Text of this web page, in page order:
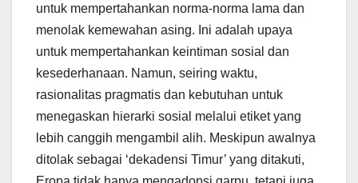
untuk mempertahankan norma-norma lama dan
menolak kemewahan asing. Ini adalah upaya
untuk mempertahankan keintiman sosial dan
kesederhanaan. Namun, seiring waktu,
rasionalitas pragmatis dan kebutuhan untuk
menegaskan hierarki sosial melalui etiket yang
lebih canggih mengambil alih. Meskipun awalnya
ditolak sebagai ‘dekadensi Timur’ yang ditakuti,